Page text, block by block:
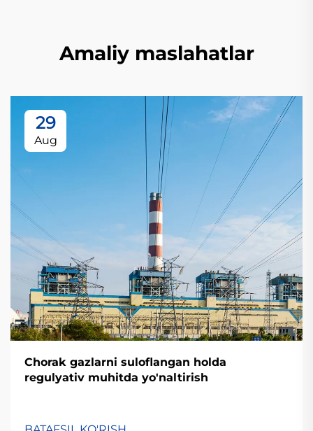
Amaliy maslahatlar
29
Aug
Chorak gazlarni suloflangan holda
regulyativ muhitda yo'naltirish